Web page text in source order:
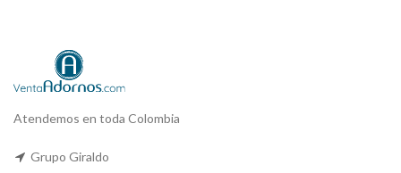
Atendemos en toda Colombia
Grupo Giraldo